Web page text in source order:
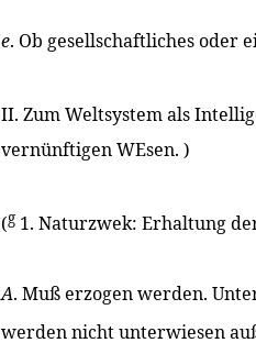
e. Ob gesellschaftliches oder
II. Zum Weltsystem als
vernünftigen WEsen. )
(g 1. Naturzwek: Erhaltung
A. Muß erzogen werden.
werden nicht unterwiesen